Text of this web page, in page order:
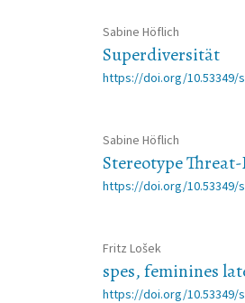
Sabine Höflich
Superdiversität
https://doi.org/10.53349/
Sabine Höflich
Stereotype
https://doi.org/10.53349/
Fritz Lošek
spes, feminines
https://doi.org/10.53349/